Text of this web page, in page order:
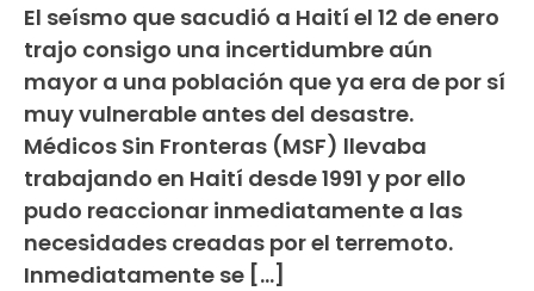
El seísmo que sacudió a Haití el 12 de enero
trajo consigo una incertidumbre aún
mayor a una población que ya era de por sí
muy vulnerable antes del desastre.
Médicos Sin Fronteras (MSF) llevaba
trabajando en Haití desde 1991 y por ello
pudo reaccionar inmediatamente a las
necesidades creadas por el terremoto.
Inmediatamente se […]